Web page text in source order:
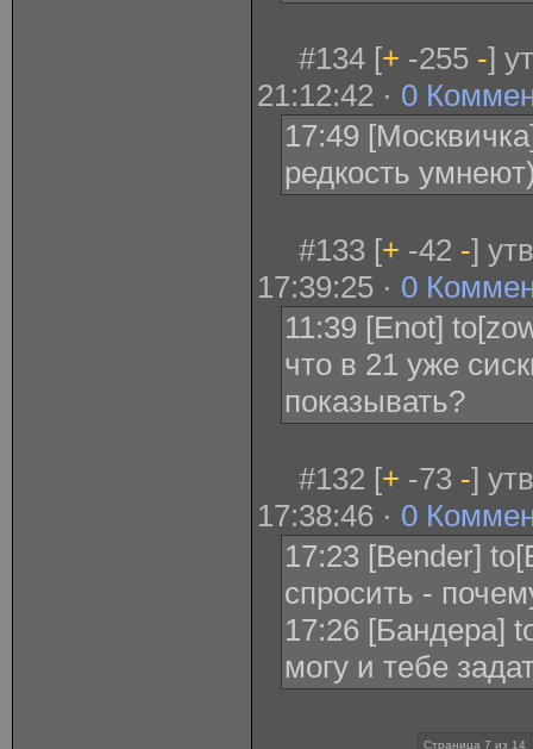
#134 [+ -255 -]
21:12:42 · 0
17:49
редкость
#133 [+ -42 -]
17:39:25 · 0
11:39 [Enot]
что в 21 уже
показывать?
#132 [+ -73 -]
17:38:46 · 0
17:23 [Bender]
спросить -
17:26 [Бандера]
могу и тебе
Страница 7 из 14